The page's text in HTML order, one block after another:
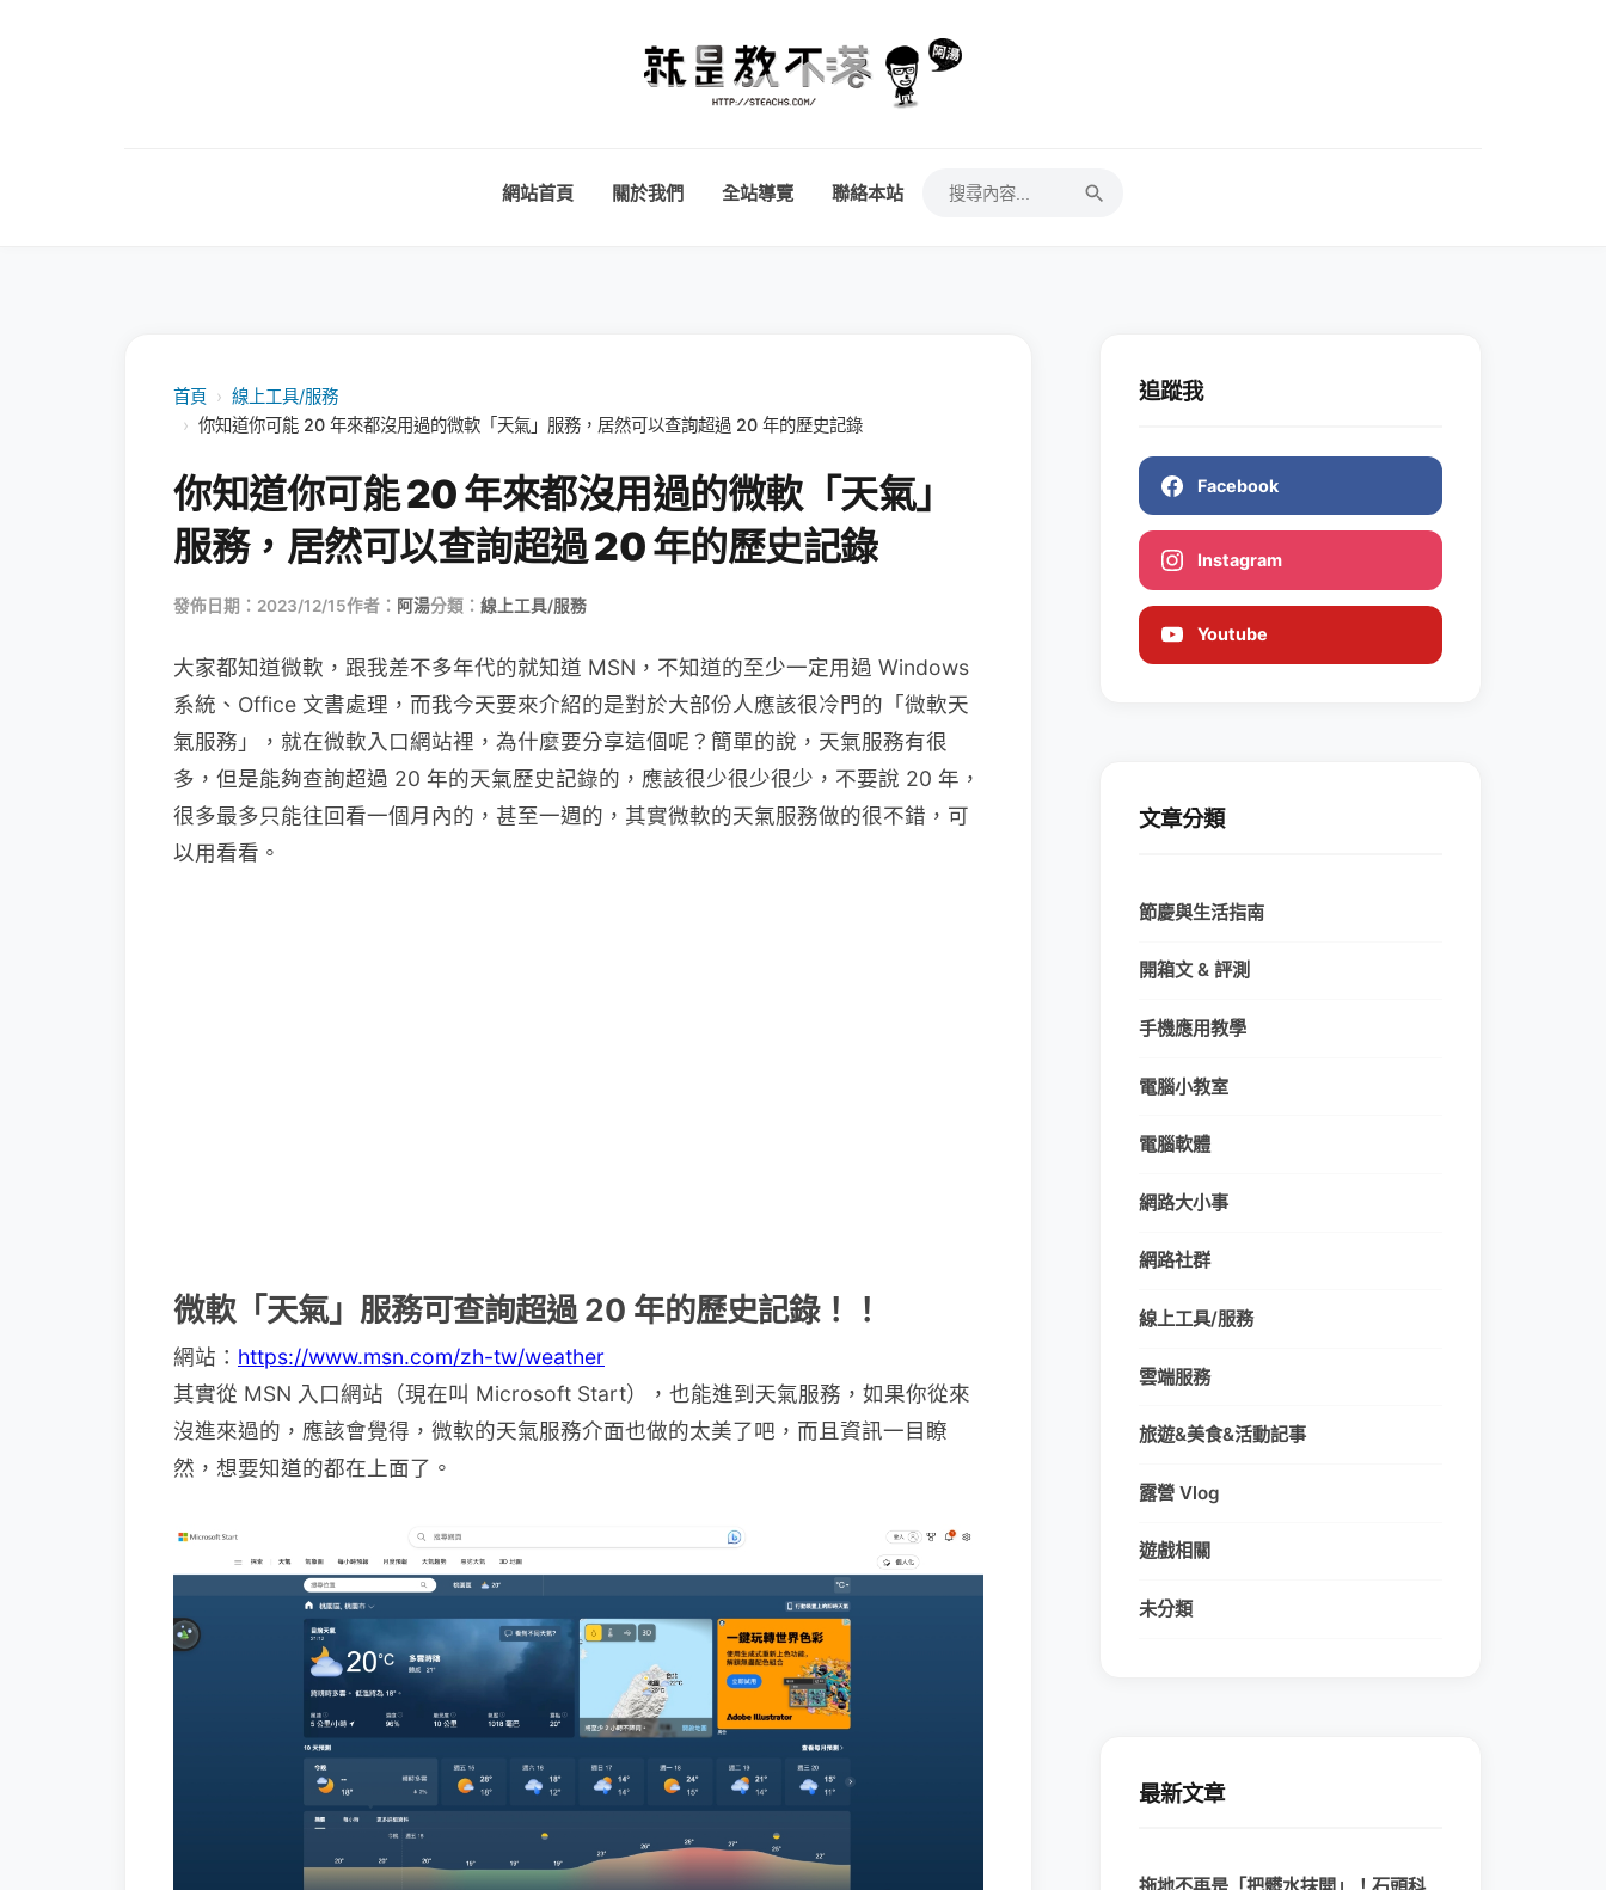
網站首頁 關於我們 全站導覽 聯絡本站
首頁 › 線上工具/服務
› 你知道你可能 20 年來都沒用過的微軟「天氣」服務，居然可以查詢超過 20 年的歷史記錄
你知道你可能 20 年來都沒用過的微軟「天氣」
服務，居然可以查詢超過 20 年的歷史記錄
發佈日期：2023/12/15作者： 阿湯分類： 線上工具/服務
大家都知道微軟，跟我差不多年代的就知道 MSN，不知道的至少一定用過 Windows
系統、Office 文書處理，而我今天要來介紹的是對於大部份人應該很冷門的「微軟天
氣服務」，就在微軟入口網站裡，為什麼要分享這個呢？簡單的說，天氣服務有很
多，但是能夠查詢超過 20 年的天氣歷史記錄的，應該很少很少很少，不要說 20 年，
很多最多只能往回看一個月內的，甚至一週的，其實微軟的天氣服務做的很不錯，可
以用看看。
微軟「天氣」服務可查詢超過 20 年的歷史記錄！！
網站： https://www.msn.com/zh-tw/weather
其實從 MSN 入口網站（現在叫 Microsoft Start），也能進到天氣服務，如果你從來
沒進來過的，應該會覺得，微軟的天氣服務介面也做的太美了吧，而且資訊一目瞭
然，想要知道的都在上面了。
追蹤我
Facebook
Instagram
Youtube
文章分類
節慶與生活指南
開箱文 & 評測
手機應用教學
電腦小教室
電腦軟體
網路大小事
網路社群
線上工具/服務
雲端服務
旅遊&美食&活動記事
露營 Vlog
遊戲相關
未分類
最新文章